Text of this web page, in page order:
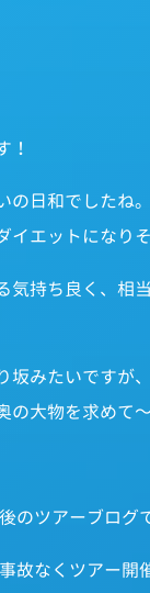
！
の日和でしたね
イエットになり
気持ち良く、相
坂みたいですが
の大物を求めて
のツアーブログ
故なくツアー開